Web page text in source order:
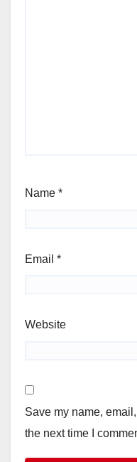
Name *
Email *
Website
Save my name,
the next time I